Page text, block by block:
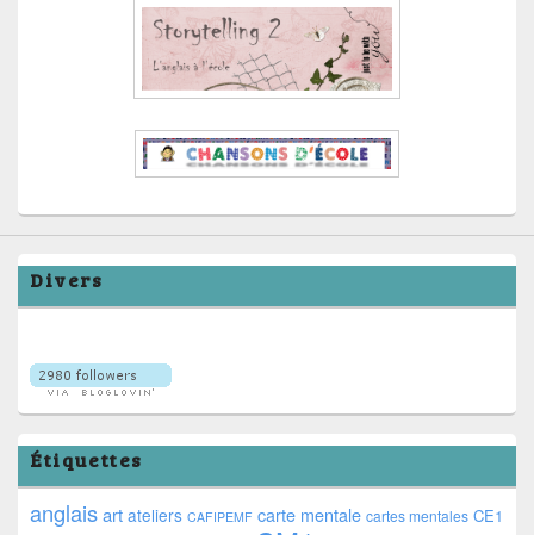
Divers
Étiquettes
anglaisart ateliers CAFIPEMF carte mentale cartes mentales CE1